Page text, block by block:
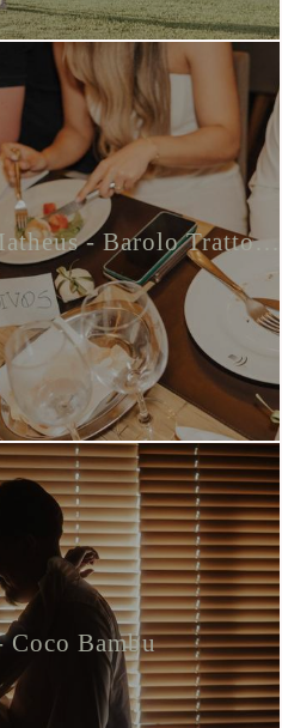
casamento Mylena e Matheus - Barolo Trattoria
Coco Bambu